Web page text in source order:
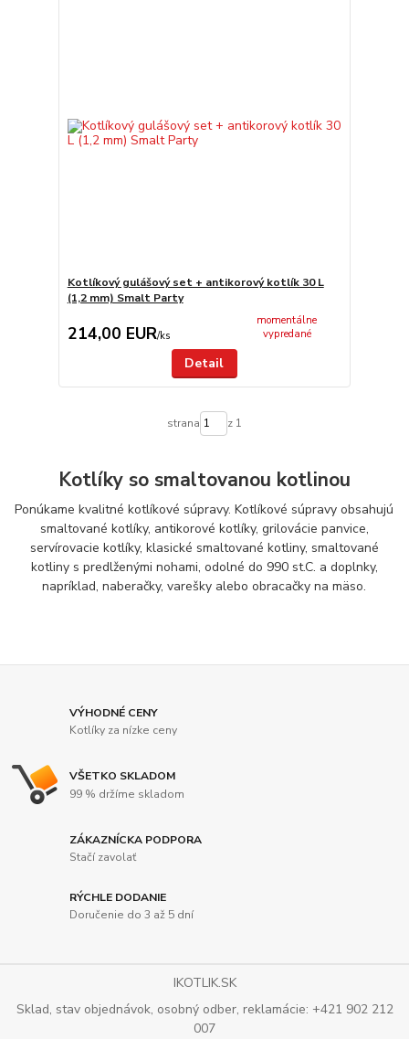
Kotlíkový gulášový set + antikorový kotlík 30 L
(1,2 mm) Smalt Party
214,00 EUR/ks
momentálne
vypredané
Detail
strana z 1
Kotlíky so smaltovanou kotlinou
Ponúkame kvalitné kotlíkové súpravy. Kotlíkové súpravy obsahujú
smaltované kotlíky, antikorové kotlíky, grilovácie panvice,
servírovacie kotlíky, klasické smaltované kotliny, smaltované
kotliny s predlženými nohami, odolné do 990 st.C. a doplnky,
napríklad, naberačky, varešky alebo obracačky na mäso.
VÝHODNÉ CENY
Kotlíky za nízke ceny
VŠETKO SKLADOM
99 % držíme skladom
ZÁKAZNÍCKA PODPORA
Stačí zavolať
RÝCHLE DODANIE
Doručenie do 3 až 5 dní
IKOTLIK.SK
Sklad, stav objednávok, osobný odber, reklamácie: +421 902 212
007